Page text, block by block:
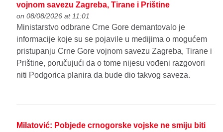
vojnom savezu Zagreba, Tirane i Prištine
on 08/08/2026 at 11:01
Ministarstvo odbrane Crne Gore demantovalo je
informacije koje su se pojavile u medijima o mogućem
pristupanju Crne Gore vojnom savezu Zagreba, Tirane i
Prištine, poručujući da o tome nijesu vođeni razgovori
niti Podgorica planira da bude dio takvog saveza.
Milatović: Pobjede crnogorske vojske ne smiju biti